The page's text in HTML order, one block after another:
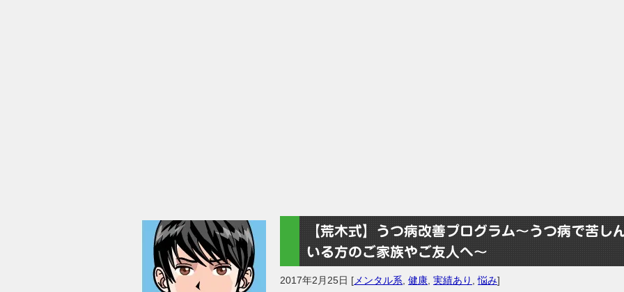
【荒木式】うつ病改善プログラム～うつ病で苦し
いる方のご家族やご友人へ～
2017年2月25日 [ メンタル系 ,健康 ,実績あり ,悩み]